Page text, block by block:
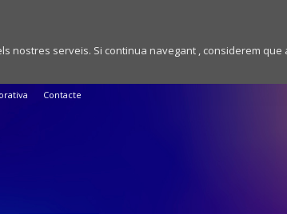
nostres serveis. Si continua navegant , considerem que
Contacte